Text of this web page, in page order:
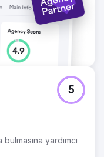
yardımcı
5